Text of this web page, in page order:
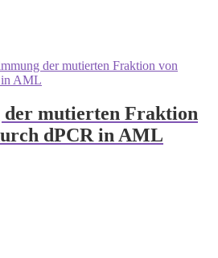
der mutierten Fraktion
dPCR in AML